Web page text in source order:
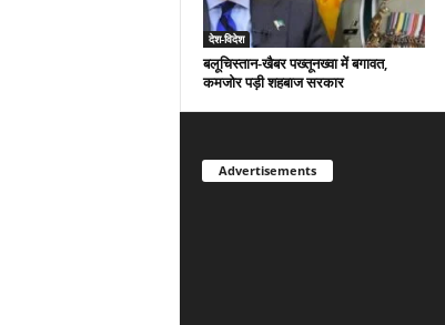
देश-विदेश
बलूचिस्तान-खैबर पख्तूनख्वा में बगावत,
कमजोर पड़ी शहबाज सरकार
Advertisements